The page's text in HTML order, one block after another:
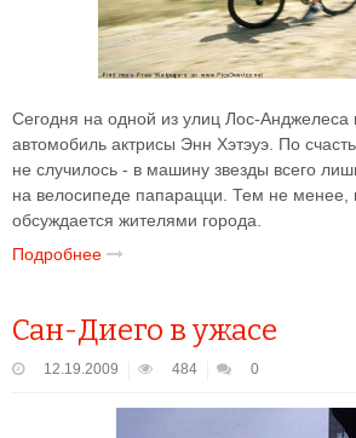
Сегодня на одной из улиц Лос-
автомобиль актрисы Энн Хэтэуэ. По
не случилось - в машину звезды всего
на велосипеде папарацци. Тем не менее,
обсуждается жителями города.
Подробнее
Сан-Диего в ужасе
12.19.2009 484 0